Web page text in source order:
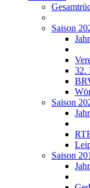
Saison
32.
Saison
Saison